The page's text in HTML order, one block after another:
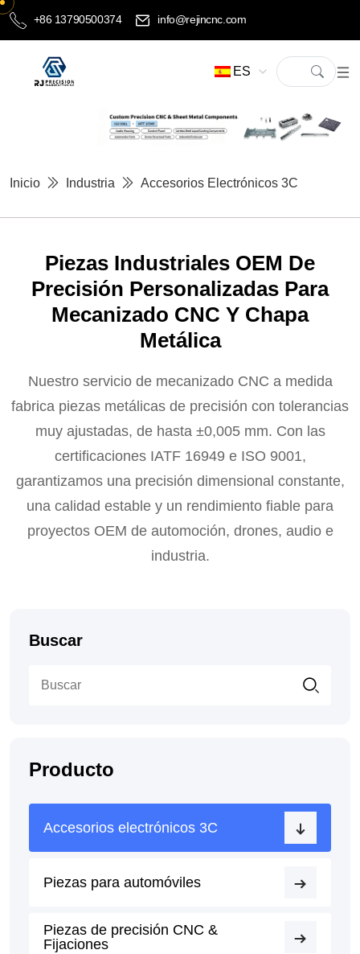
+86 13790500374 info@rejincnc.com
ES
Inicio Industria Accesorios Electrónicos 3C
Piezas Industriales OEM De
Precisión Personalizadas Para
Mecanizado CNC Y Chapa
Metálica
Nuestro servicio de mecanizado CNC a medida
fabrica piezas metálicas de precisión con tolerancias
muy ajustadas, de hasta ±0,005 mm. Con las
certificaciones IATF 16949 e ISO 9001,
garantizamos una precisión dimensional constante,
una calidad estable y un rendimiento fiable para
proyectos OEM de automoción, drones, audio e
industria.
Buscar
Producto
Accesorios electrónicos 3C
Piezas para automóviles
Piezas de precisión CNC &
Fijaciones